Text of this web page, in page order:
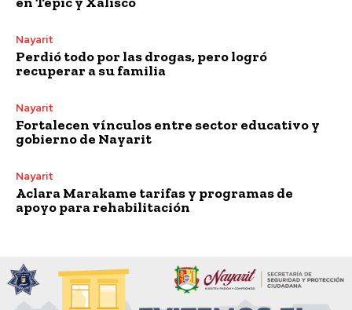
Nayarit
Perdió todo por las drogas, pero logró
recuperar a su familia
Nayarit
Fortalecen vínculos entre sector educativo y
gobierno de Nayarit
Nayarit
Aclara Marakame tarifas y programas de
apoyo para rehabilitación